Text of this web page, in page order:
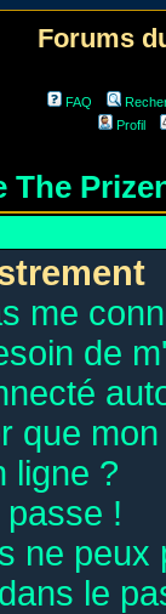
Forums
FAQ
Profil
The
me
de
que
ligne ?
!
ne peux
le